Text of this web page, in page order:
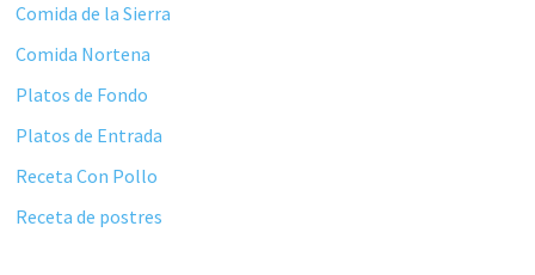
Comida de la Sierra
Comida Nortena
Platos de Fondo
Platos de Entrada
Receta Con Pollo
Receta de postres